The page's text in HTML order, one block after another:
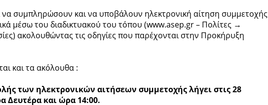
να συμπληρώσουν και να υποβάλουν ηλεκτρονική αίτηση συμμετοχής
μέσω του διαδικτυακού του τόπου (www.asep.gr – Πολίτες →
ακολουθώντας τις οδηγίες που παρέχονται στην Προκήρυξη
και τα ακόλουθα :
των ηλεκτρονικών αιτήσεων συμμετοχής λήγει στις 28
Δευτέρα και ώρα 14:00.